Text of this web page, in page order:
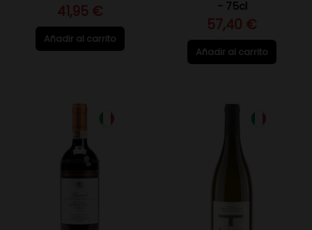
41,95 €
Añadir al carrito
- 75cl
57,40 €
Añadir al carrito